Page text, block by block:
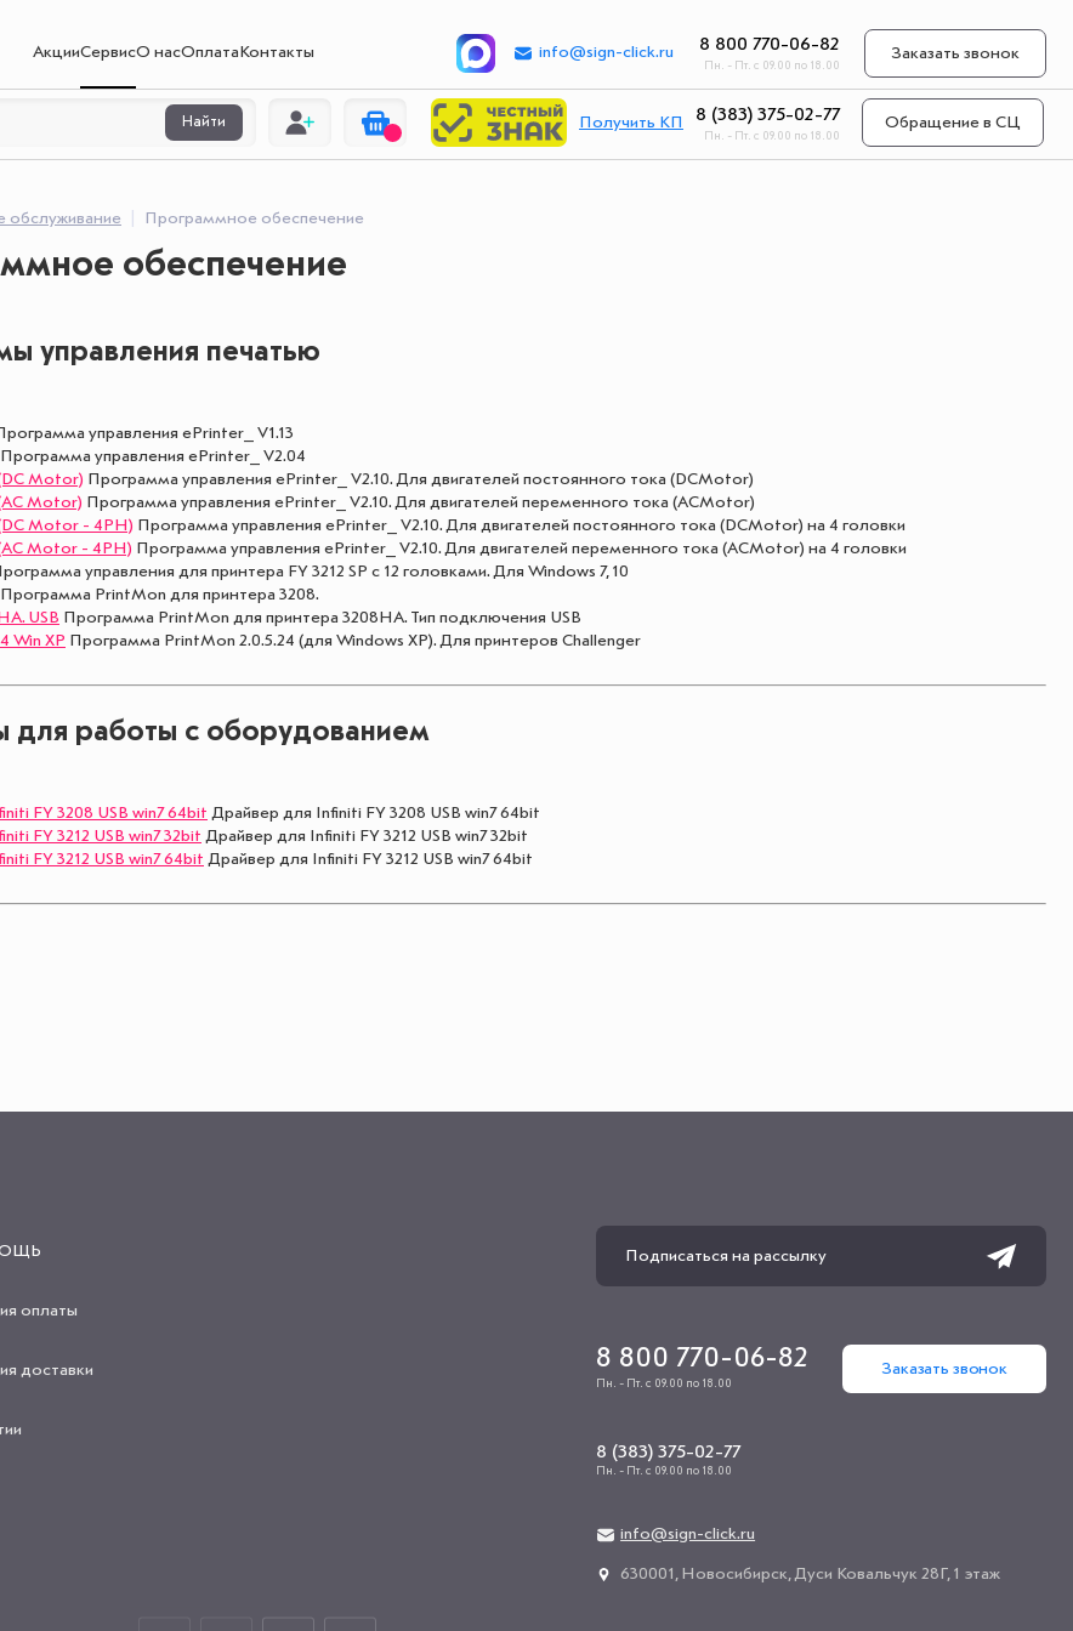
АкцииСервисО насОплата Контакты info@sign-click.ru 8 800 770-06-82
Пн. - Пт. с 09.00 по 18.00
Заказать звонок
Найти Получить КП 8 (383) 375-02-77
Пн. - Пт. с 09.00 по 18.00
Обращение в СЦ
обслуживание Программное обеспечение
обеспечение
управления печатью
управления ePrinter_ V1.13
Программа управления ePrinter_ V2.04
Motor) Программа управления ePrinter_ V2.10. Для двигателей постоянного тока (DCMotor)
Motor) Программа управления ePrinter_ V2.10. Для двигателей переменного тока (ACMotor)
Motor - 4PH) Программа управления ePrinter_ V2.10. Для двигателей постоянного тока (DCMotor) на 4 головки
Motor - 4PH) Программа управления ePrinter_ V2.10. Для двигателей переменного тока (АCMotor) на 4 головки
управления для принтера FY 3212 SP с 12 головками. Для Windows 7, 10
Программа PrintMon для принтера 3208.
USB Программа PrintMon для принтера 3208HA. Тип подключения USB
Win XP Программа PrintMon 2.0.5.24 (для Windows XP). Для принтеров Challenger
для работы с оборудованием
FY 3208 USB win7 64bit Драйвер для Infiniti FY 3208 USB win7 64bit
FY 3212 USB win7 32bit Драйвер для Infiniti FY 3212 USB win7 32bit
FY 3212 USB win7 64bit Драйвер для Infiniti FY 3212 USB win7 64bit
оплаты
доставки 8 800 770-06-82
Пн. - Пт. с 09.00 по 18.00
Заказать звонок
8 (383) 375-02-77
Пн. - Пт. с 09.00 по 18.00
info@sign-click.ru
​630001, Новосибирск, Дуси Ковальчук 28Г, 1 этаж